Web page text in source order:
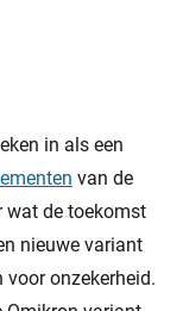
in als een
van de
wat de toekomst
nieuwe variant
voor onzekerheid.